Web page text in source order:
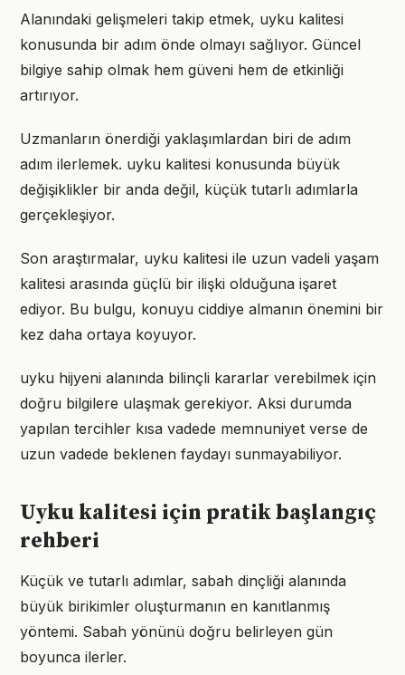
Alanındaki gelişmeleri takip etmek, uyku kalitesi
konusunda bir adım önde olmayı sağlıyor. Güncel
bilgiye sahip olmak hem güveni hem de etkinliği
artırıyor.
Uzmanların önerdiği yaklaşımlardan biri de adım
adım ilerlemek. uyku kalitesi konusunda büyük
değişiklikler bir anda değil, küçük tutarlı adımlarla
gerçekleşiyor.
Son araştırmalar, uyku kalitesi ile uzun vadeli yaşam
kalitesi arasında güçlü bir ilişki olduğuna işaret
ediyor. Bu bulgu, konuyu ciddiye almanın önemini bir
kez daha ortaya koyuyor.
uyku hijyeni alanında bilinçli kararlar verebilmek için
doğru bilgilere ulaşmak gerekiyor. Aksi durumda
yapılan tercihler kısa vadede memnuniyet verse de
uzun vadede beklenen faydayı sunmayabiliyor.
Uyku kalitesi için pratik başlangıç
rehberi
Küçük ve tutarlı adımlar, sabah dinçliği alanında
büyük birikimler oluşturmanın en kanıtlanmış
yöntemi. Sabah yönünü doğru belirleyen gün
boyunca ilerler.